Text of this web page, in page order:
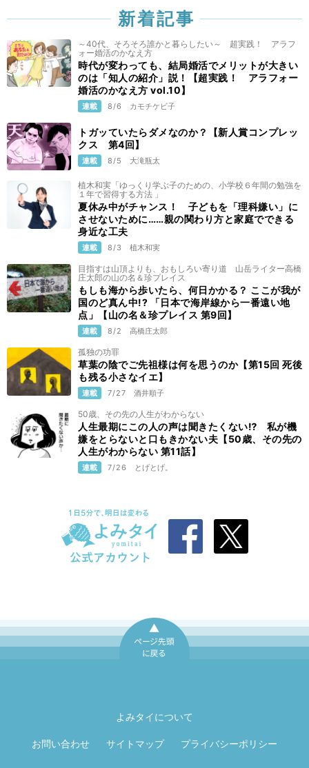
新着記事
～40代、そろそろ誰かと暮らしたい～ 超実践！ アラフ
ォー婚活のかなえ方
時代が変わっても、結局婚活でメリットが大きい
のは「知人の紹介」説！【超実践！ アラフォー
婚活のかなえ方 vol.10】
連載 8/6 カモチケビ子
トガッていたらダメなのか？【新人賞コンプレッ
クス 第4回】
連載 8/5 大滝瓶太
植木和実「ゆっくり学ぶ子のための、小学校６年間の勉強を
１年で習得する方法 」
夏休み中がチャンス！ 子どもを「理科嫌い」に
させないために……親の関わり方と家庭でできる
身近な工夫
連載 8/3 植木和実
目指すは山頂よりも、おもしろい寄り道 山岳ライター高橋
庄太郎の山の名＆珍プレイス
もしも海から歩いたら、何日かかる？ ここが我が
国のど真ん中!? 「日本で海岸線から一番遠い地
点」【山の名＆珍プレイス 第9回】
連載 8/2 高橋庄太郎
孤独の功罪
草葉の陰でご先祖様は何を思うのか【第15回 死後
も残る小さなイエ】
連載 7/27 酒井順子
50歳、その先の人生がわからない
人生最期にこの人の声は聞きたくない⁉ 私が機
嫌をとらないと口もきかない夫【50歳、その先の
人生がわからない 第11話】
連載 7/26 とげとげ。
よみタイについて
お問い合わせ サイトマップ プライバシーポリシー